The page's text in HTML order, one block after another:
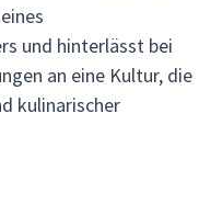
und hinterlässt bei
an eine Kultur, die
kulinarischer